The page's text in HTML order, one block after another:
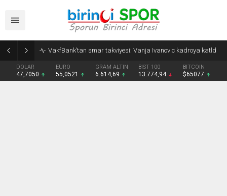
DOLAR
47,7050
EURO
55,0521
GRAM ALTIN
6.614,69
BIST 100
13.774,94
BITCOIN
$65077